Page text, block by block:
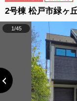
2号棟 松戸市緑ヶ
1/45